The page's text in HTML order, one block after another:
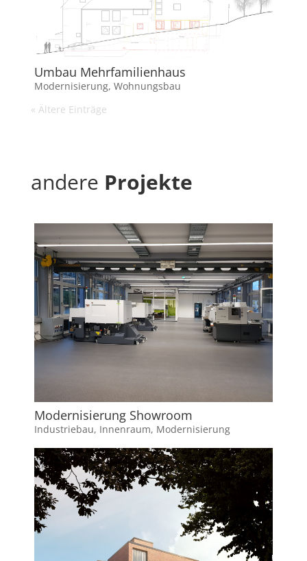
Umbau Mehrfamilienhaus
Modernisierung, Wohnungsbau
« Ältere Einträge
andere Projekte
Modernisierung Showroom
Industriebau, Innenraum, Modernisierung